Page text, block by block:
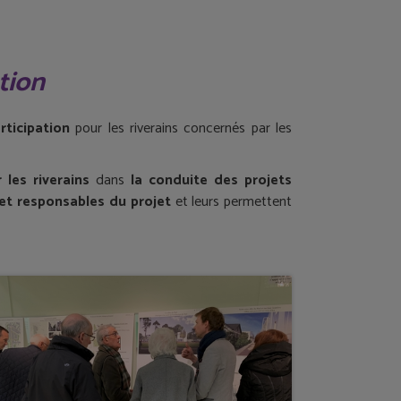
pour les riverains concernés par les
les riverains dans la conduite des projets
responsables du projetet leurs permettent